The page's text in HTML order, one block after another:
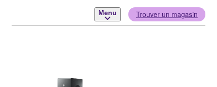
Menu Trouver un magasin